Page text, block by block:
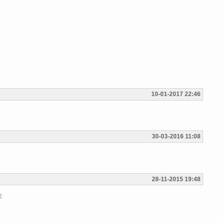
10-01-2017 22:46
30-03-2016 11:08
28-11-2015 19:48